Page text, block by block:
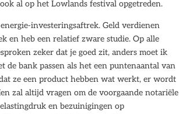
al op het Lowlands festival opgetreden.
investeringsaftrek. Geld verdienen
en heb een relatief zware studie. Op alle
zeker dat je goed zit, anders moet ik
de bank passen als het een puntenaantal van
ze een product hebben wat werkt, er wordt
zal altijd vragen om de voorgaande notariële
en bezuinigingen op